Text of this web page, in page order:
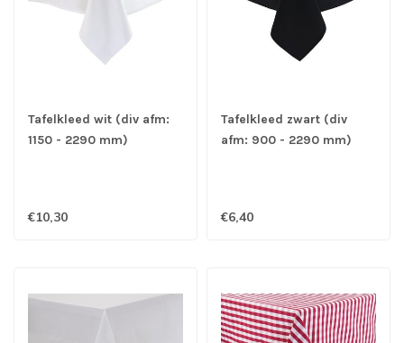
Tafelkleed wit (div afm:
1150 - 2290 mm)
€10,30
Tafelkleed zwart (div
afm: 900 - 2290 mm)
€6,40